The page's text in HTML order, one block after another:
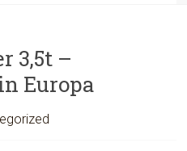
3,5t –
Europa